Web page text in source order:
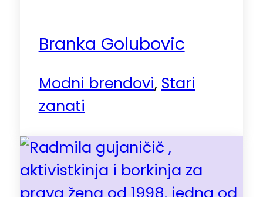
Branka Golubovic
Modni brendovi, Stari
zanati